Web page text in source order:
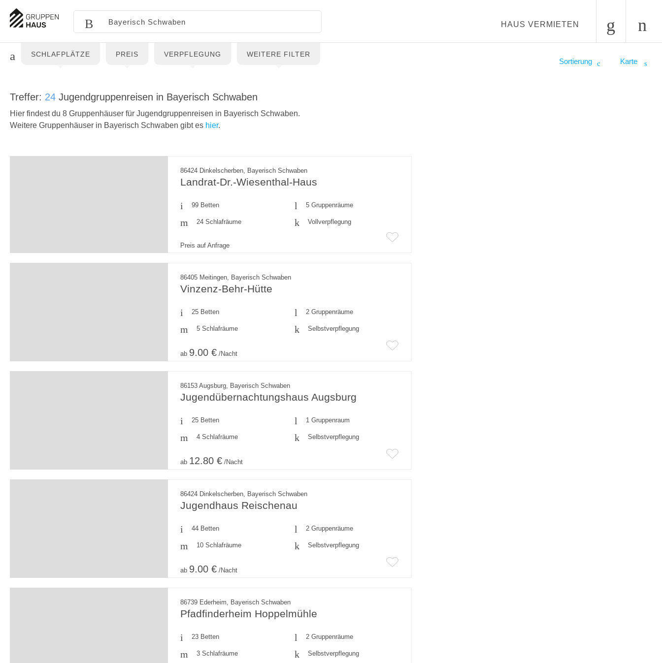
HAUS VERMIETEN
SCHLAFPLÄTZE PREIS VERPFLEGUNG WEITERE FILTER
Karte
Sortierung
Treffer: 24 Jugendgruppenreisen in Bayerisch Schwaben
Hier findest du 8 Gruppenhäuser für Jugendgruppenreisen in Bayerisch Schwaben.
Weitere Gruppenhäuser in Bayerisch Schwaben gibt es hier.
86424 Dinkelscherben, Bayerisch Schwaben
Landrat-Dr.-Wiesenthal-Haus
99 Betten 5 Gruppenräume
24 Schlafräume Vollverpflegung
Preis auf Anfrage
86405 Meitingen, Bayerisch Schwaben
Vinzenz-Behr-Hütte
25 Betten 2 Gruppenräume
5 Schlafräume Selbstverpflegung
ab 9.00 € /Nacht
86153 Augsburg, Bayerisch Schwaben
Jugendübernachtungshaus Augsburg
25 Betten 1 Gruppenraum
4 Schlafräume Selbstverpflegung
ab 12.80 € /Nacht
86424 Dinkelscherben, Bayerisch Schwaben
Jugendhaus Reischenau
44 Betten 2 Gruppenräume
10 Schlafräume Selbstverpflegung
ab 9.00 € /Nacht
86739 Ederheim, Bayerisch Schwaben
Pfadfinderheim Hoppelmühle
23 Betten 2 Gruppenräume
3 Schlafräume Selbstverpflegung